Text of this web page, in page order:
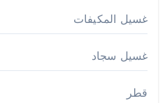
غسيل المكيفات
غسيل سجاد
قطر